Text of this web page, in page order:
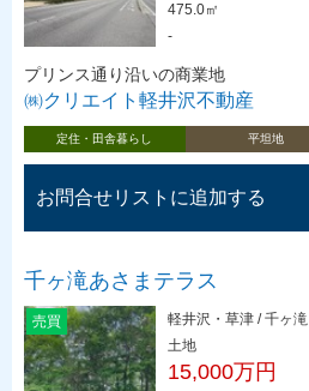
475.0㎡
-
プリンス通り沿いの商業地
㈱クリエイト軽井沢不動産
定住・田舎暮らし 平坦地
お問合せリストに追加する
千ヶ滝あさまテラス
売買
軽井沢・草津 / 千ヶ滝
土地
15,000万円